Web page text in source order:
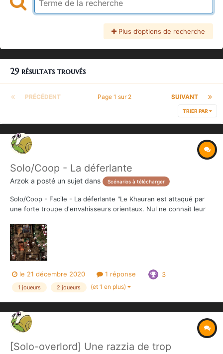
Plus d’options de recherche
29 résultats trouvés
PRÉCÉDENT SUIVANT
Page 1 sur 2
TRIER PAR
Solo/Coop - La déferlante
Arzok a posté un sujet dans Scénarios à télécharger
Solo/Coop - Facile - La déferlante "Le Khauran est attaqué par
une forte troupe d'envahisseurs orientaux. Nul ne connait leur
sont réduits en cendre après leur conquète. La ville même de
Khauran est menacée, et le de...
le 21 décembre 2020 1 réponse 3
1 joueurs 2 joueurs (et 1 en plus)
[Solo-overlord] Une razzia de trop